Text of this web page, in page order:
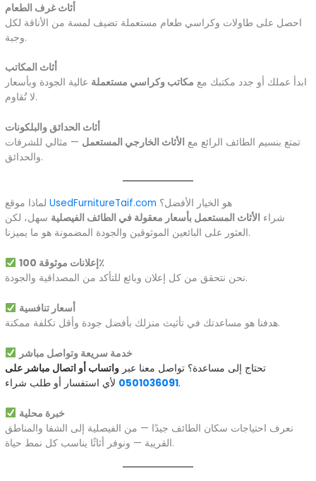
أثاث غرف الطعام
احصل على طاولات وكراسي طعام مستعملة تضيف لمسة من الأناقة لكل
وجبة.
أثاث المكاتب
ابدأ عملك أو جدد مكتبك مع مكاتب وكراسي مستعملة عالية الجودة وبأسعار
لا تُقاوم.
أثاث الحدائق والبلكونات
تمتع بنسيم الطائف الرائع مع الأثاث الخارجي المستعمل — مثالي للشرفات
والحدائق.
لماذا موقعUsedFurnitureTaif.com هو الخيار الأفضل؟
شراء الأثاث المستعمل بأسعار معقولة في الطائف الفيصلية سهل، لكن
العثور على البائعين الموثوقين والجودة المضمونة هو ما يميزنا.
إعلانات موثوقة 100٪
نحن نتحقق من كل إعلان وبائع للتأكد من المصداقية والجودة.
أسعار تنافسية
هدفنا هو مساعدتك في تأثيث منزلك بأفضل جودة وأقل تكلفة ممكنة.
خدمة سريعة وتواصل مباشر
تحتاج إلى مساعدة؟ تواصل معنا عبر واتساب أو اتصال مباشر على
0501036091لأي استفسار أو طلب شراء.
خبرة محلية
نعرف احتياجات سكان الطائف جيدًا — من الفيصلية إلى الشفا والمناطق
القريبة — ونوفر أثاثًا يناسب كل نمط حياة.